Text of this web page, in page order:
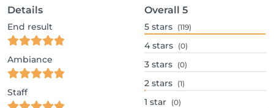
Details
End result
Ambiance
Staff
Overall 5
5 stars (119)
4 stars (0)
3 stars (0)
2 stars (1)
1 star (0)